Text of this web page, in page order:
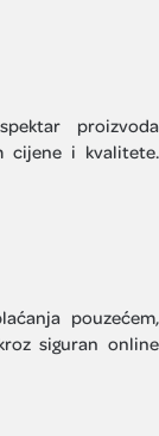
proizvoda
cijene i kvalitete.
pouzećem,
siguran online